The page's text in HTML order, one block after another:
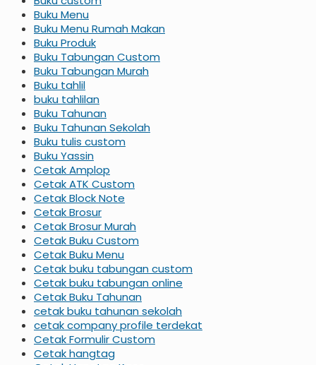
Buku Menu
Buku Menu Rumah Makan
Buku Produk
Buku Tabungan Custom
Buku Tabungan Murah
Buku tahlil
buku tahlilan
Buku Tahunan
Buku Tahunan Sekolah
Buku tulis custom
Buku Yassin
Cetak Amplop
Cetak ATK Custom
Cetak Block Note
Cetak Brosur
Cetak Brosur Murah
Cetak Buku Custom
Cetak Buku Menu
Cetak buku tabungan custom
Cetak buku tabungan online
Cetak Buku Tahunan
cetak buku tahunan sekolah
cetak company profile terdekat
Cetak Formulir Custom
Cetak hangtag